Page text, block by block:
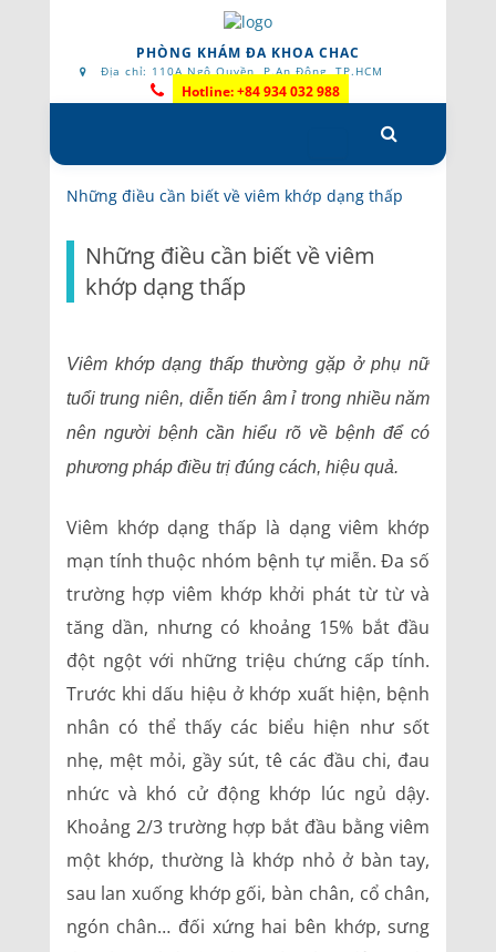
PHÒNG KHÁM ĐA KHOA CHAC
Địa chỉ: 110A Ngô Quyền, P.An Đông, TP.HCM
Hotline: +84 934 032 988
to
content
Những điều cần biết về viêm khớp dạng thấp
Những điều cần biết về viêm
khớp dạng thấp
Viêm khớp dạng thấp thường gặp ở phụ nữ
tuổi trung niên, diễn tiến âm ỉ trong nhiều năm
nên người bệnh cần hiểu rõ về bệnh để có
phương pháp điều trị đúng cách, hiệu quả.
Viêm khớp dạng thấp là dạng viêm khớp
mạn tính thuộc nhóm bệnh tự miễn. Đa số
trường hợp viêm khớp khởi phát từ từ và
tăng dần, nhưng có khoảng 15% bắt đầu
đột ngột với những triệu chứng cấp tính.
Trước khi dấu hiệu ở khớp xuất hiện, bệnh
nhân có thể thấy các biểu hiện như sốt
nhẹ, mệt mỏi, gầy sút, tê các đầu chi, đau
nhức và khó cử động khớp lúc ngủ dậy.
Khoảng 2/3 trường hợp bắt đầu bằng viêm
một khớp, thường là khớp nhỏ ở bàn tay,
sau lan xuống khớp gối, bàn chân, cổ chân,
ngón chân… đối xứng hai bên khớp, sưng